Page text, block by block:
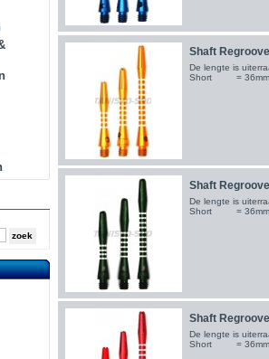
Shaft
De lengte is
Short = 36mm
Shaft
De lengte is
Short = 36mm
Shaft
De lengte is
Short = 36mm